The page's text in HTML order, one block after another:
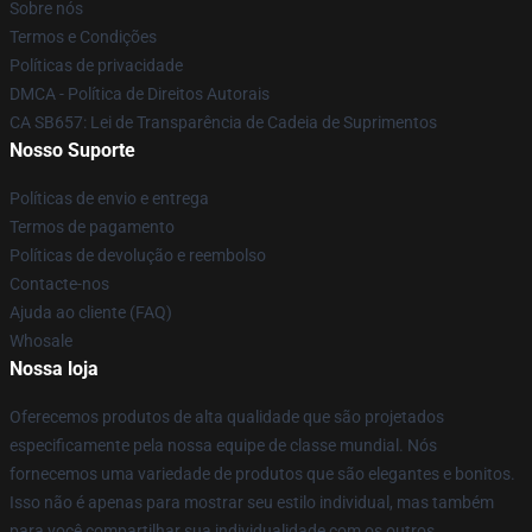
Sobre nós
Termos e Condições
Políticas de privacidade
DMCA - Política de Direitos Autorais
CA SB657: Lei de Transparência de Cadeia de Suprimentos
Nosso Suporte
Políticas de envio e entrega
Termos de pagamento
Políticas de devolução e reembolso
Contacte-nos
Ajuda ao cliente (FAQ)
Whosale
Nossa loja
Oferecemos produtos de alta qualidade que são projetados
especificamente pela nossa equipe de classe mundial. Nós
fornecemos uma variedade de produtos que são elegantes e bonitos.
Isso não é apenas para mostrar seu estilo individual, mas também